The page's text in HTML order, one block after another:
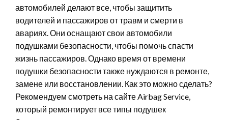
автомобилей делают все, чтобы защитить
водителей и пассажиров от травм и смерти в
авариях. Они оснащают свои автомобили
подушками безопасности, чтобы помочь спасти
жизнь пассажиров. Однако время от времени
подушки безопасности также нуждаются в ремонте,
замене или восстановлении. Как это можно сделать?
Рекомендуем смотреть на сайте Airbag Service,
который ремонтирует все типы подушек